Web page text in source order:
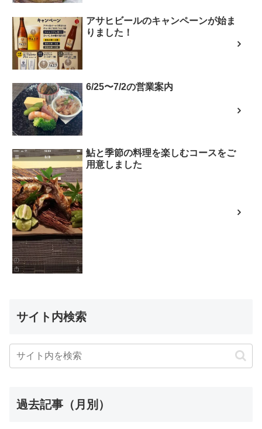
アサヒビールのキャンペーンが始ま
りました！
6/25〜7/2の営業案内
鮎と季節の料理を楽しむコースをご
用意しました
サイト内検索
過去記事（月別）